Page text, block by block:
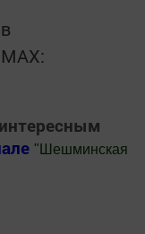
" Шешминская